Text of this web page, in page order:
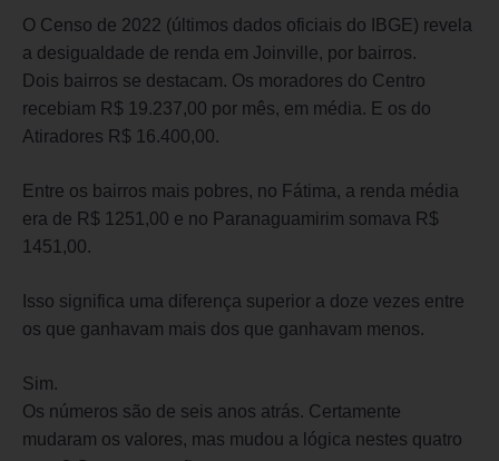
O Censo de 2022 (últimos dados oficiais do IBGE) revela
a desigualdade de renda em Joinville, por bairros.
Dois bairros se destacam. Os moradores do Centro
recebiam R$ 19.237,00 por mês, em média. E os do
Atiradores R$ 16.400,00.
Entre os bairros mais pobres, no Fátima, a renda média
era de R$ 1251,00 e no Paranaguamirim somava R$
1451,00.
Isso significa uma diferença superior a doze vezes entre
os que ganhavam mais dos que ganhavam menos.
Sim.
Os números são de seis anos atrás. Certamente
mudaram os valores, mas mudou a lógica nestes quatro